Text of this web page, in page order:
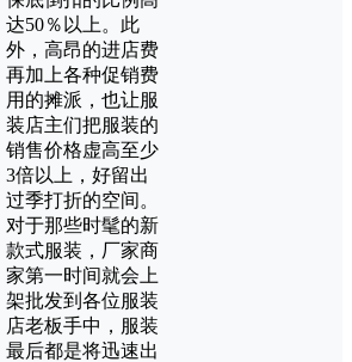
达50％以上。此
外，高昂的进店费
再加上各种促销费
用的摊派，也让服
装店主们把服装的
销售价格虚高至少
3倍以上，好留出
过季打折的空间。
对于那些时髦的新
款式服装，厂家商
家第一时间就会上
架批发到各位服装
店老板手中，服装
最后都是将迅速出